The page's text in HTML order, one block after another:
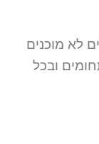
לא מוכנים
ובכל